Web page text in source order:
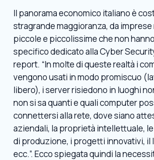
Il panorama economico italiano è
stragrande maggioranza, da imprese
piccole e piccolissime che non
specifico dedicato alla Cyber
report. “In molte di queste realtà i
vengono usati in modo promiscuo
libero), i server risiedono in luoghi
non si sa quanti e quali computer
connettersi alla rete, dove siano
aziendali, la proprietà intellettuale,
di produzione, i progetti innovativi, il
ecc.”. Ecco spiegata quindi la